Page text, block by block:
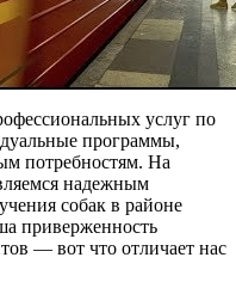
услуг по
программы,
потребностям. На
надежным
собак в районе
приверженность
— вот что отличает нас